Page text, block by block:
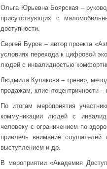
Ольга Юрьевна Боярская –
присутствующих с
доступности.
Сергей Буров – автор проекта
условиях перехода к цифровой
людей с инвалидностью
Людмила Кулакова – тренер,
продажам, клиентоцентричности –
По итогам мероприятия
коммуникации людей с
человеку с ограничением по
привлечь внимание
выступлением и др.
В мероприятии «Академия